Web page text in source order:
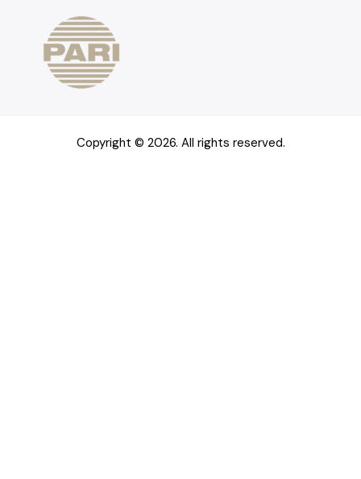
Copyright © 2026. All rights reserved.